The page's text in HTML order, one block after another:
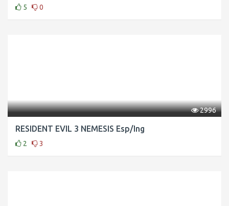
5 0
2996
RESIDENT EVIL 3 NEMESIS Esp/Ing
2 3